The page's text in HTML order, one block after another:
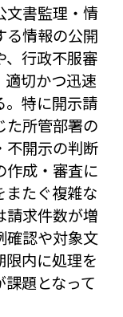
書監理・情
る情報の公開
、行政不服審
切かつ迅速
。特に開示請
た所管部署の
不開示の判断
作成・審査に
またぐ複雑な
請求件数が増
確認や対象文
内に処理を
題となって